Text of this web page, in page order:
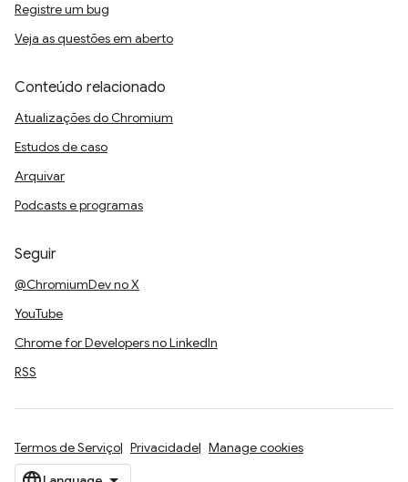
Registre um bug
Veja as questões em aberto
Conteúdo relacionado
Atualizações do Chromium
Estudos de caso
Arquivar
Podcasts e programas
Seguir
@ChromiumDev no X
YouTube
Chrome for Developers no LinkedIn
RSS
Termos de Serviço Privacidade Manage cookies